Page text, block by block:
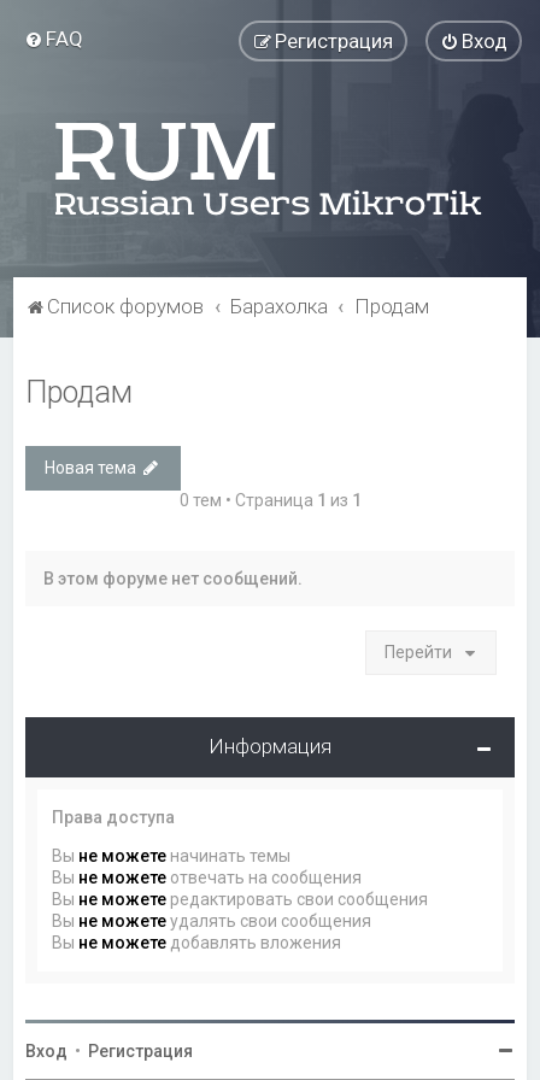
FAQ Вход
Регистрация
Список форумов Барахолка Продам
Продам
Новая тема
0 тем • Страница 1 из 1
В этом форуме нет сообщений.
Перейти
Информация
Права доступа
Вы не можете начинать темы
Вы не можете отвечать на сообщения
Вы не можете редактировать свои сообщения
Вы не можетеудалять свои сообщения
Вы не можете добавлять вложения
Вход • Регистрация